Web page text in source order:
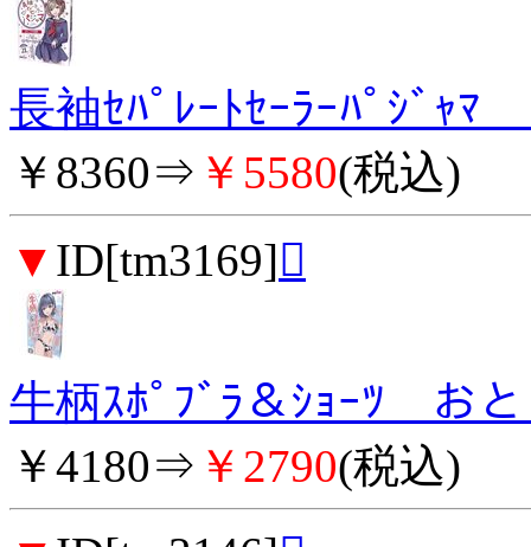
長袖ｾﾊﾟﾚｰﾄｾｰﾗｰﾊﾟｼﾞｬﾏ
￥8360⇒ ￥5580(税込)
▼ ID[tm3169]
牛柄ｽﾎﾟﾌﾞﾗ＆ｼｮｰﾂ お
￥4180⇒ ￥2790(税込)